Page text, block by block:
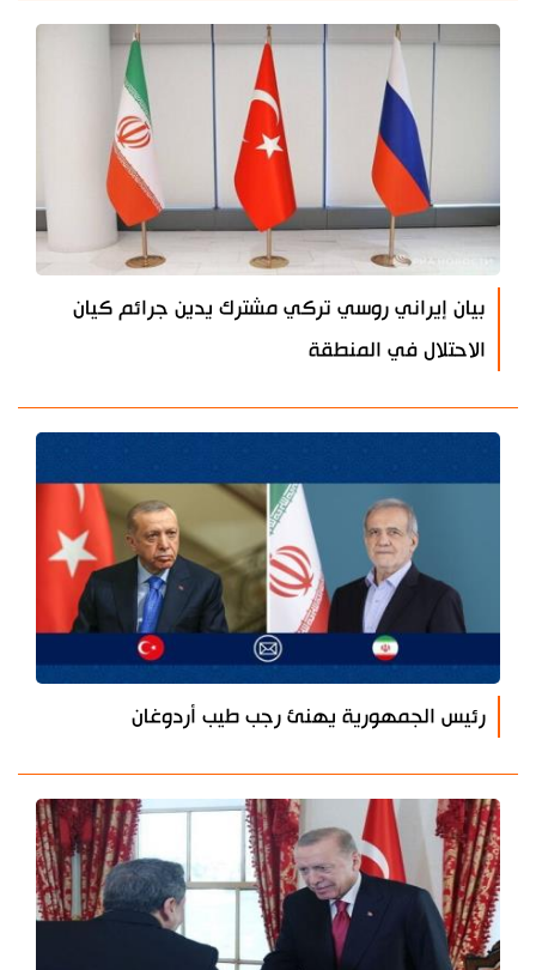
بيان إيراني روسي تركي مشترك يدين جرائم كيان
الاحتلال في المنطقة
رئيس الجمهورية يهنئ رجب طيب أردوغان